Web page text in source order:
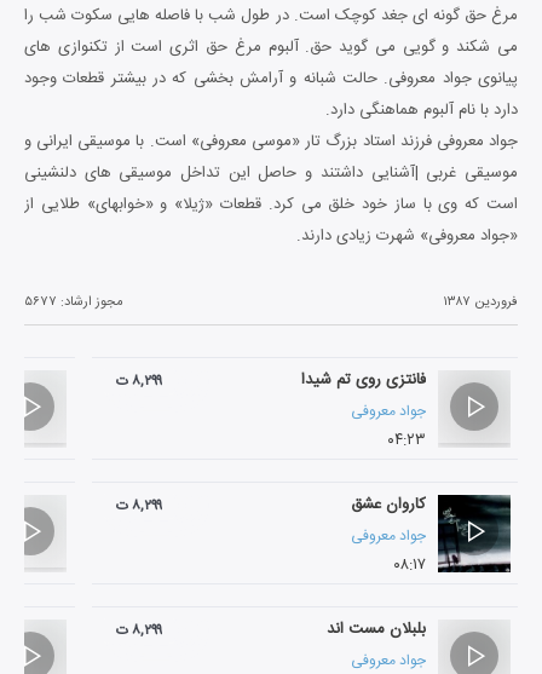
مرغ حق گونه ای جغد کوچک است. در طول شب با فاصله هایی سکوت شب را
می شکند و گویی می گوید حق. آلبوم مرغ حق اثری است از تکنوازی های
پیانوی جواد معروفی. حالت شبانه و آرامش بخشی که در بیشتر قطعات وجود
دارد با نام آلبوم هماهنگی دارد.
جواد معروفی فرزند استاد بزرگ تار «موسی معروفی» است. با موسیقی ایرانی و
موسیقی غربی |آشنایی داشتند و حاصل این تداخل موسیقی های دلنشینی
است که وی با ساز خود خلق می کرد. قطعات «ژیلا» و «خوابهای» طلایی از
«جواد معروفی» شهرت زیادی دارند.
فروردین ۱۳۸۷ مجوز ارشاد: ۵۶۷۷
فانتزی روی تم شیدا
جواد معروفی
۰۴:۲۳
۸,۲۹۹ ت
کاروان عشق
جواد معروفی
۰۸:۱۷
۸,۲۹۹ ت
بلبلان مست اند
جواد معروفی
۸,۲۹۹ ت